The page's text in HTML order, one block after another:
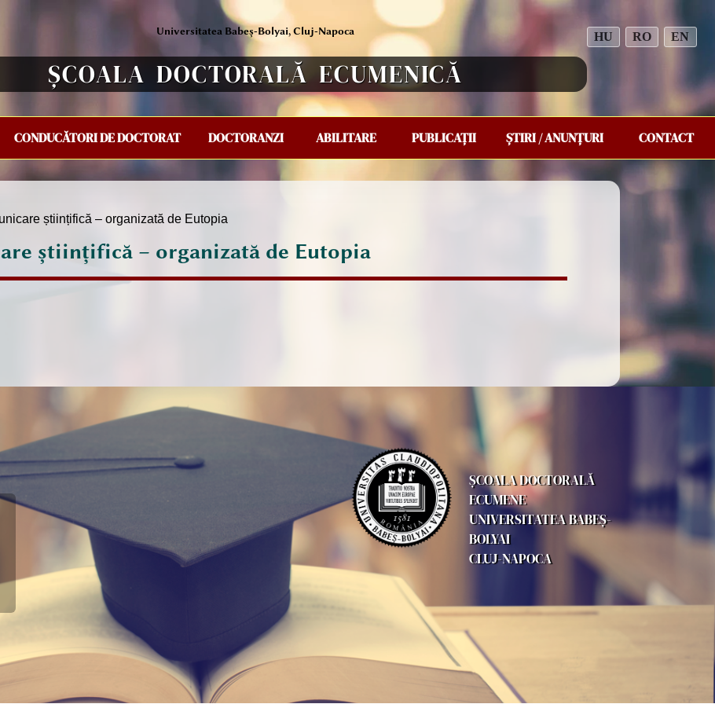
Universitatea Babeș-Bolyai, Cluj-Napoca
ȘCOALA DOCTORALĂ ECUMENICĂ
HU RO EN
CONDUCĂTORI DE DOCTORAT DOCTORANZI ABILITARE PUBLICAȚII ȘTIRI / ANUNȚURI CONTACT
științifică – organizată de Eutopia
științifică – organizată de Eutopia
ȘCOALA DOCTORALĂ
ECUMENE
UNIVERSITATEA BABEŞ-
BOLYAI
CLUJ-NAPOCA